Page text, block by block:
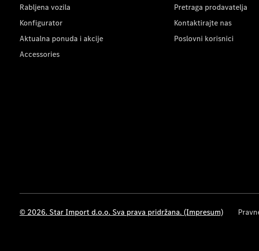
Rabljena vozila
Konfigurator
Aktualna ponuda i akcije
Accessories
Pretraga prodavatelja
Kontaktirajte nas
Poslovni korisnici
© 2026. Star Import d.o.o. Sva prava pridržana. (Impresum)